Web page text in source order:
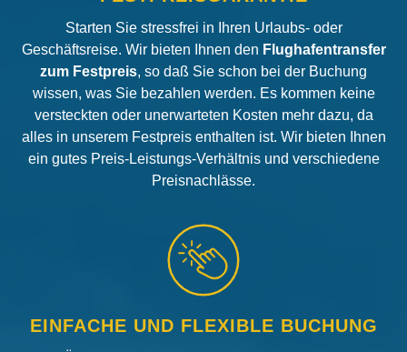
Starten Sie stressfrei in Ihren Urlaubs- oder
Geschäftsreise. Wir bieten Ihnen den Flughafentransfer
zum Festpreis, so daß Sie schon bei der Buchung
wissen, was Sie bezahlen werden. Es kommen keine
versteckten oder unerwarteten Kosten mehr dazu, da
alles in unserem Festpreis enthalten ist. Wir bieten Ihnen
ein gutes Preis-Leistungs-Verhältnis und verschiedene
Preisnachlässe.
EINFACHE UND FLEXIBLE BUCHUNG